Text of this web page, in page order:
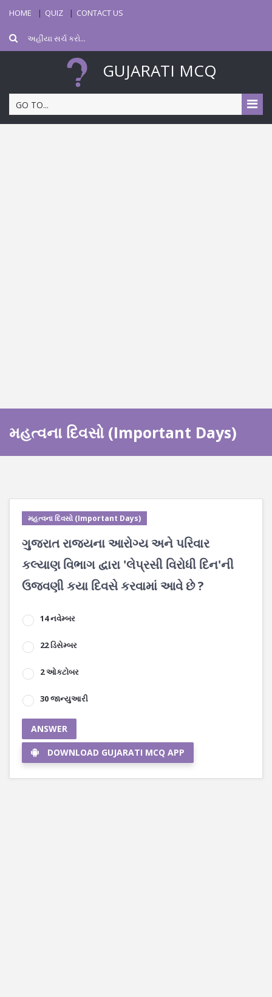
HOME QUIZ CONTACT US
GUJARATI MCQ
GO TO...
મહત્વના દિવસો (Important Days)
મહત્વના દિવસો (Important Days)
ગુજરાત રાજ્યના આરોગ્ય અને પરિવાર
કલ્યાણ વિભાગ દ્વારા 'લેપ્રસી વિરોધી દિન'ની
ઉજવણી કયા દિવસે કરવામાં આવે છે ?
14 નવેમ્બર
22 ડિસેમ્બર
2 ઓકટોબર
30 જાન્યુઆરી
ANSWER
DOWNLOAD GUJARATI MCQ APP